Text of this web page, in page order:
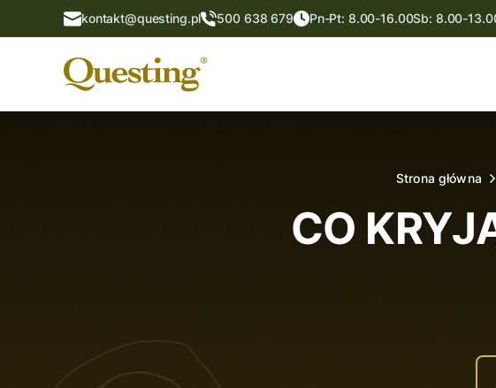
kontakt@questing.pl 500 638 679 Pn-Pt: 8.00-16.00Sb: 8.00-
Strona główna
CO